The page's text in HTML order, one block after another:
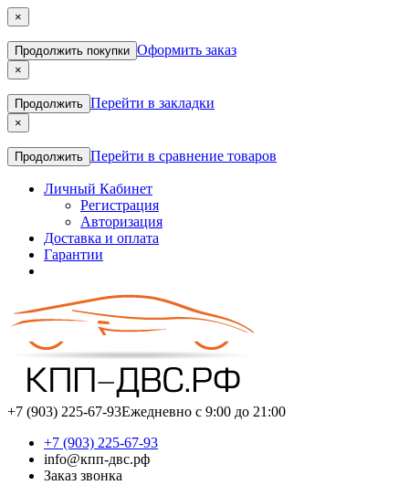
×
Продолжить покупки Оформить заказ
×
Продолжить Перейти в закладки
×
Продолжить Перейти в сравнение товаров
Личный Кабинет
Регистрация
Авторизация
Доставка и оплата
Гарантии
+7 (903) 225-67-93Ежедневно с 9:00 до 21:00
+7 (903) 225-67-93
info@кпп-двс.рф
Заказ звонка